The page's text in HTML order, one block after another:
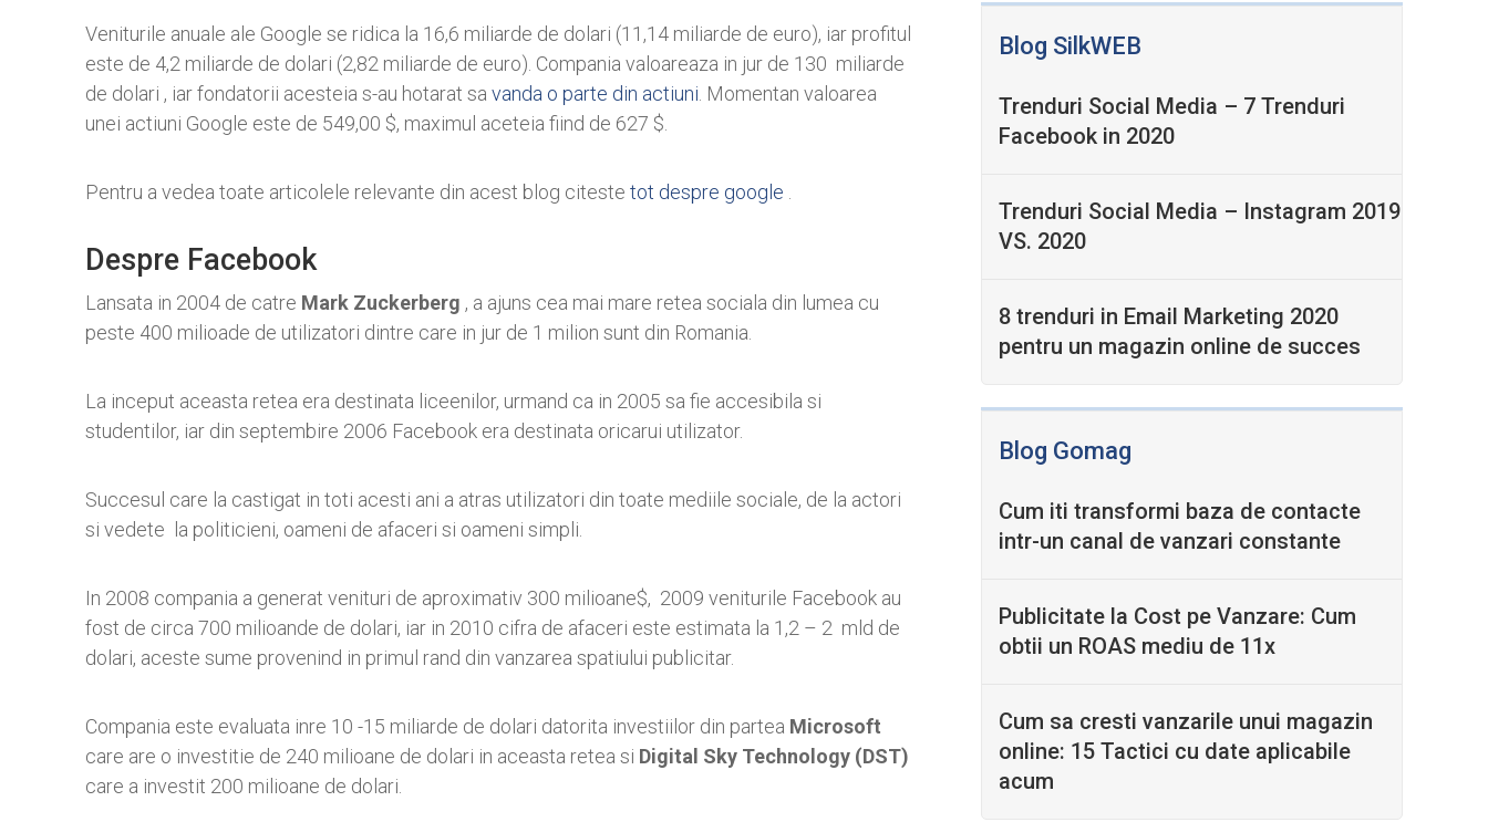
Blog SilkWEB
Trenduri Social Media – 7 Trenduri
Facebook in 2020
Trenduri Social Media – Instagram 2019
VS. 2020
8 trenduri in Email Marketing 2020
pentru un magazin online de succes
Blog Gomag
Cum iti transformi baza de contacte
intr-un canal de vanzari constante
Publicitate la Cost pe Vanzare: Cum
obtii un ROAS mediu de 11x
Cum sa cresti vanzarile unui magazin
online: 15 Tactici cu date aplicabile
acum
Veniturile anuale ale Google se ridica la 16,6 miliarde de dolari (11,14 miliarde de euro), iar profitul
este de 4,2 miliarde de dolari (2,82 miliarde de euro). Compania valoareaza in jur de 130 miliarde
de dolari , iar fondatorii acesteia s-au hotarat sa vanda o parte din actiuni . Momentan valoarea
unei actiuni Google este de 549,00 $, maximul aceteia fiind de 627 $.
Pentru a vedea toate articolele relevante din acest blog citeste tot despre google
Despre Facebook
Lansata in 2004 de catre Mark Zuckerberg , a ajuns cea mai mare retea sociala din lumea cu
peste 400 milioade de utilizatori dintre care in jur de 1 milion sunt din Romania.
La inceput aceasta retea era destinata liceenilor, urmand ca in 2005 sa fie accesibila si
studentilor, iar din septembire 2006 Facebook era destinata oricarui utilizator.
Succesul care la castigat in toti acesti ani a atras utilizatori din toate mediile sociale, de la actori
si vedete la politicieni, oameni de afaceri si oameni simpli.
In 2008 compania a generat venituri de aproximativ 300 milioane$, 2009 veniturile Facebook au
fost de circa 700 milioande de dolari, iar in 2010 cifra de afaceri este estimata la 1,2 – 2 mld de
dolari, aceste sume provenind in primul rand din vanzarea spatiului publicitar.
Compania este evaluata inre 10 -15 miliarde de dolari datorita investiilor din partea Microsoft
care are o investitie de 240 milioane de dolari in aceasta retea si Digital Sky Technology (DST)
care a investit 200 milioane de dolari.